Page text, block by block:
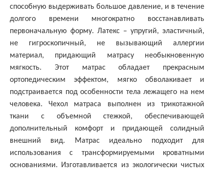
способную выдерживать большое давление, и в течение
долгого времени многократно восстанавливать
первоначальную форму. Латекс – упругий, эластичный,
не гигроскопичный, не вызывающий аллергии
материал, придающий матрасу необыкновенную
мягкость. Этот матрас обладает прекрасным
ортопедическим эффектом, мягко обволакивает и
подстраивается под особенности тела лежащего на нем
человека. Чехол матраса выполнен из трикотажной
ткани с объемной стежкой, обеспечивающей
дополнительный комфорт и придающей солидный
внешний вид. Матрас идеально подходит для
использования с трансформируемыми кроватными
основаниями. Изготавливается из экологически чистых